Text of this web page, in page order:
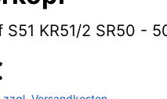
KR51/2 SR50 -